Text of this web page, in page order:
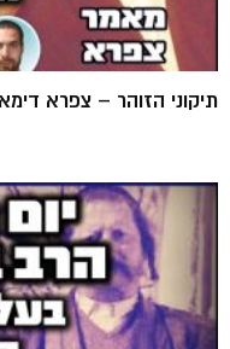
תיקוני הזוהר – צפרא